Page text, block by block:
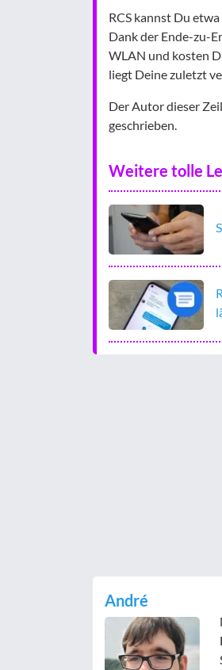
RCS kannst Du
Dank der Ende-zu-
WLAN und kosten
liegt Deine zuletzt
Der Autor dieser
geschrieben.
Weitere tolle
André